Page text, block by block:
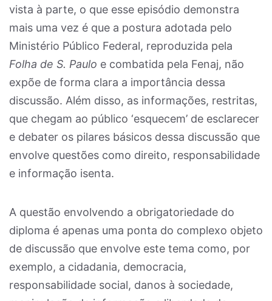
vista à parte, o que esse episódio demonstra
mais uma vez é que a postura adotada pelo
Ministério Público Federal, reproduzida pela
Folha de S. Paulo e combatida pela Fenaj, não
expõe de forma clara a importância dessa
discussão. Além disso, as informações, restritas,
que chegam ao público ‘esquecem’ de esclarecer
e debater os pilares básicos dessa discussão que
envolve questões como direito, responsabilidade
e informação isenta.
A questão envolvendo a obrigatoriedade do
diploma é apenas uma ponta do complexo objeto
de discussão que envolve este tema como, por
exemplo, a cidadania, democracia,
responsabilidade social, danos à sociedade,